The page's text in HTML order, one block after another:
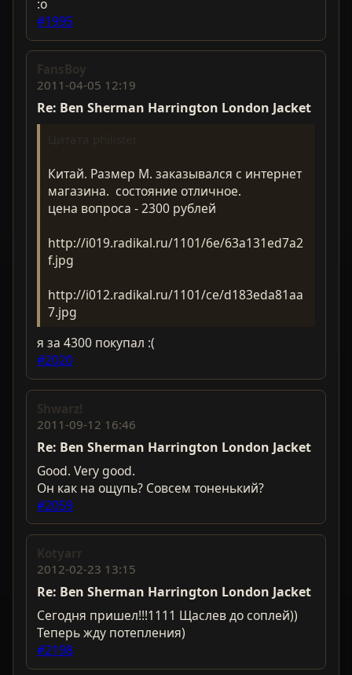
:o
#1995
FansBoy
2011-04-05 12:19
Re: Ben Sherman Harrington London Jacket
Китай. Размер М. заказывался с интернет
магазина. состояние отличное.
цена вопроса - 2300 рублей
http://i019.radikal.ru/1101/6e/63a131ed7a2
f.jpg
http://i012.radikal.ru/1101/ce/d183eda81aa
7.jpg
я за 4300 покупал :(
#2020
Shwarz!
2011-09-12 16:46
Re: Ben Sherman Harrington London Jacket
Good. Very good.
Он как на ощупь? Совсем тоненький?
#2059
Kotyarr
2012-02-23 13:15
Re: Ben Sherman Harrington London Jacket
Сегодня пришел!!!1111 Щаслев до соплей))
Теперь жду потепления)
#2198